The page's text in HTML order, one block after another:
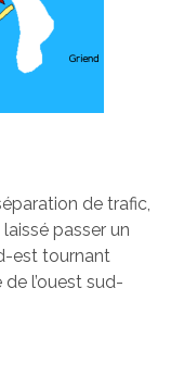
de trafic,
passer un
est tournant
l’ouest sud-